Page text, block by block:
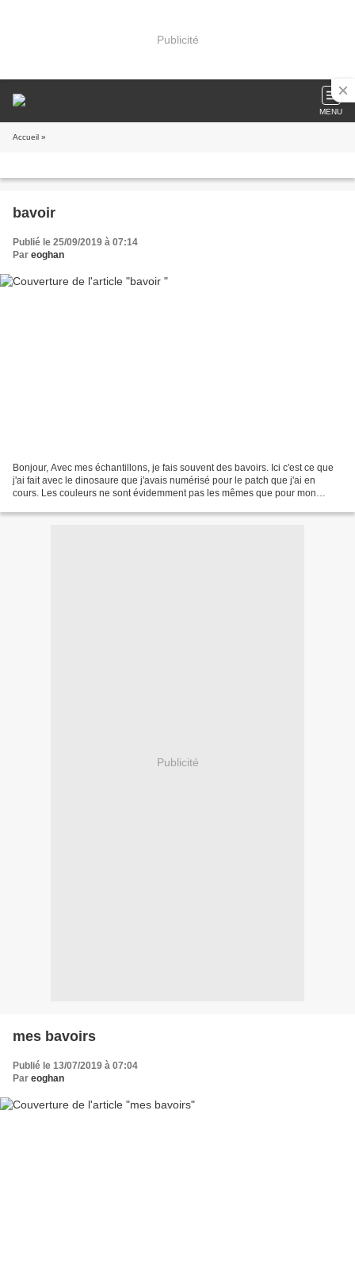
Publicité
MENU
Accueil »
bavoir
Publié le 25/09/2019 à 07:14
Par eoghan
Bonjour, Avec mes échantillons, je fais souvent des bavoirs. Ici c'est ce que
j'ai fait avec le dinosaure que j'avais numérisé pour le patch que j'ai en
cours. Les couleurs ne sont évidemment pas les mêmes que pour mon
Publicité
mes bavoirs
Publié le 13/07/2019 à 07:04
Par eoghan